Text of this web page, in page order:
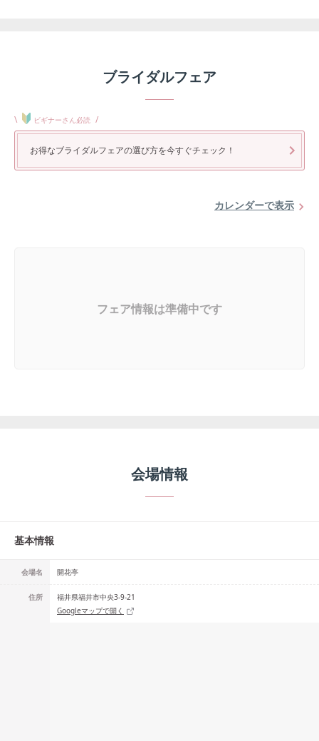
ブライダルフェア
\ ビギナーさん必読 /
お得なブライダルフェアの選び方を今すぐチェック！
カレンダーで表示
フェア情報は準備中です
会場情報
基本情報
会場名 開花亭
住所
福井県福井市中央3-9-21
Googleマップで開く